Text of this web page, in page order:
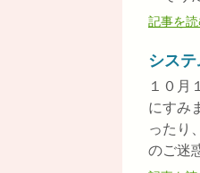
記事を
シス
１０月
にすみ
ったり
のご迷